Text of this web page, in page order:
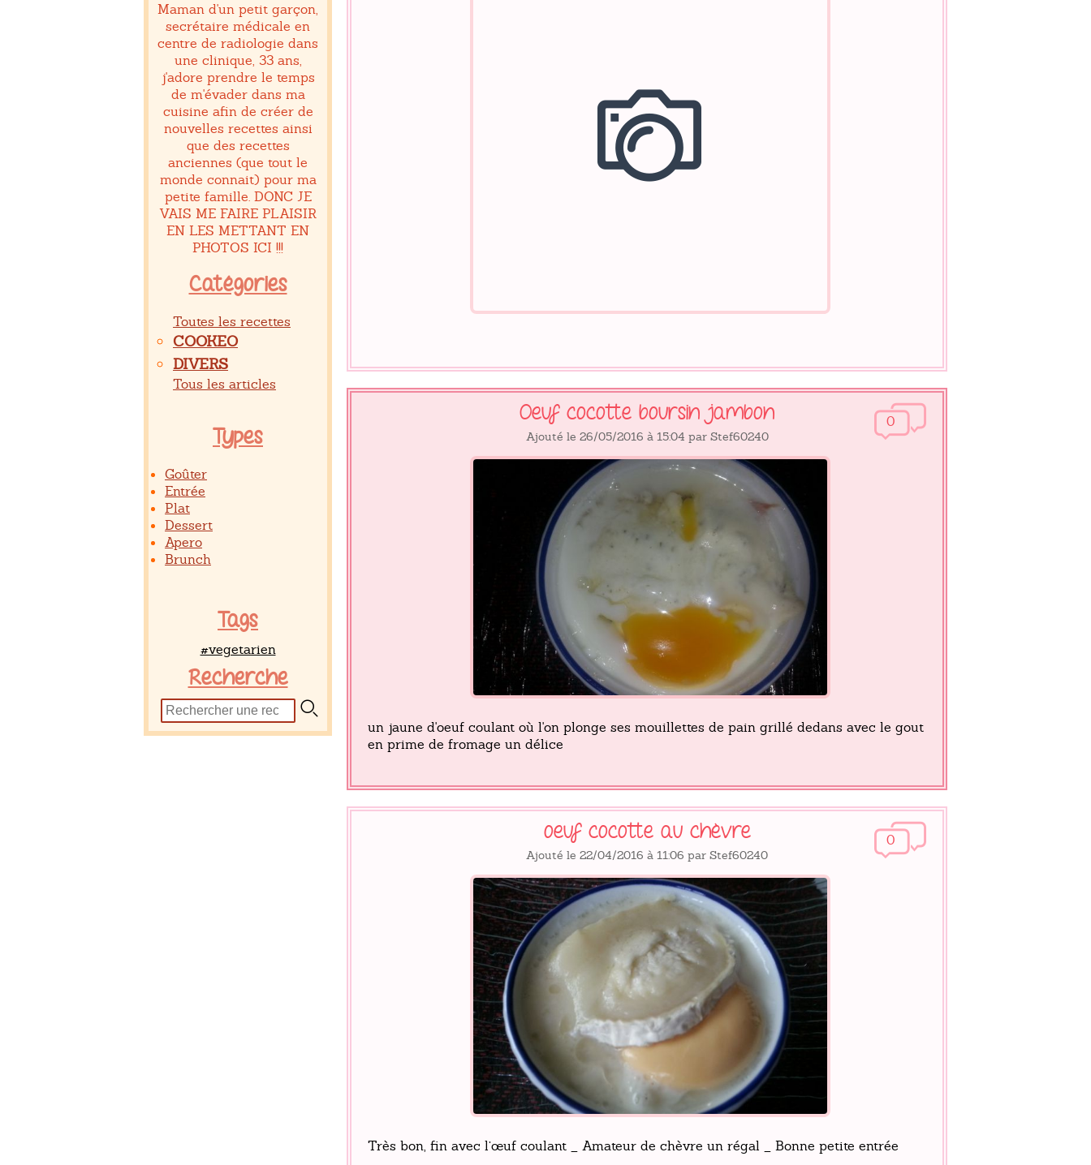
Maman d'un petit garçon,
secrétaire médicale en
centre de radiologie dans
une clinique, 33 ans,
j'adore prendre le temps
de m'évader dans ma
cuisine afin de créer de
nouvelles recettes ainsi
que des recettes
anciennes (que tout le
monde connait) pour ma
petite famille. DONC JE
VAIS ME FAIRE PLAISIR
EN LES METTANT EN
PHOTOS ICI !!!
Catégories
Toutes les recettes
COOKEO
DIVERS
Tous les articles
Types
Goûter
Entrée
Plat
Dessert
Apero
Brunch
Tags
#vegetarien
Recherche
0
Oeuf cocotte boursin jambon
Ajouté le 26/05/2016 à 15:04 par Stef60240
un jaune d'oeuf coulant où l'on plonge ses mouillettes de pain grillé dedans avec le gout
en prime de fromage un délice
0
oeuf cocotte au chèvre
Ajouté le 22/04/2016 à 11:06 par Stef60240
Très bon, fin avec l’œuf coulant _ Amateur de chèvre un régal _ Bonne petite entrée